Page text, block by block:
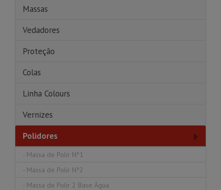
Massas
Vedadores
Proteção
Colas
Linha Colours
Vernizes
Polidores
- Massa de Polir Nº1
- Massa de Polir Nº2
- Massa de Polir 2 Base Água